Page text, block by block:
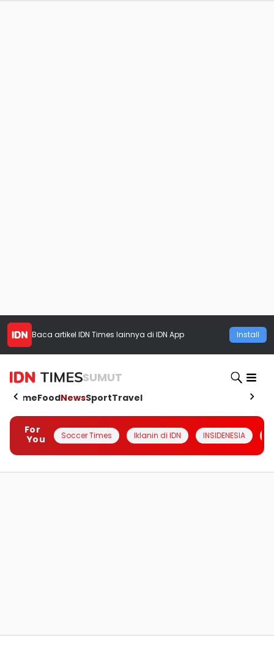
Baca artikel IDN Times lainnya di IDN App Install
SUMUT
HomeFoodNewsSportTravel
For
You
Soccer Times Iklanin di IDN INSIDENESIA